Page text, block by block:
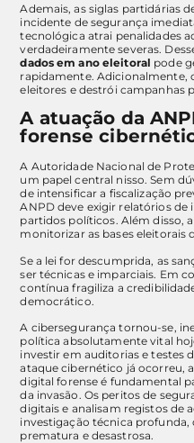
Ademais, as siglas partidárias
incidente de segurança
tecnológica atrai penalidades
verdadeiramente severas.
dados em ano eleitoral pode
rapidamente. Adicionalmente,
eleitores e destrói campanhas
A atuação da
forense
A Autoridade Nacional de
um papel central nisso. Sem
de intensificar a fiscalização
ANPD deve exigir relatórios
partidos políticos. Além disso,
monitorizar as bases eleitorais
Se a lei for descumprida, as
ser técnicas e imparciais. Em
contínua fragiliza a
democrático.
A cibersegurança tornou-se,
política absolutamente vital
investir em auditorias e testes
ataque cibernético já ocorreu,
digital forense é fundamental
da invasão. Os peritos de
digitais e analisam registos de
investigação técnica
prematura e desastrosa.